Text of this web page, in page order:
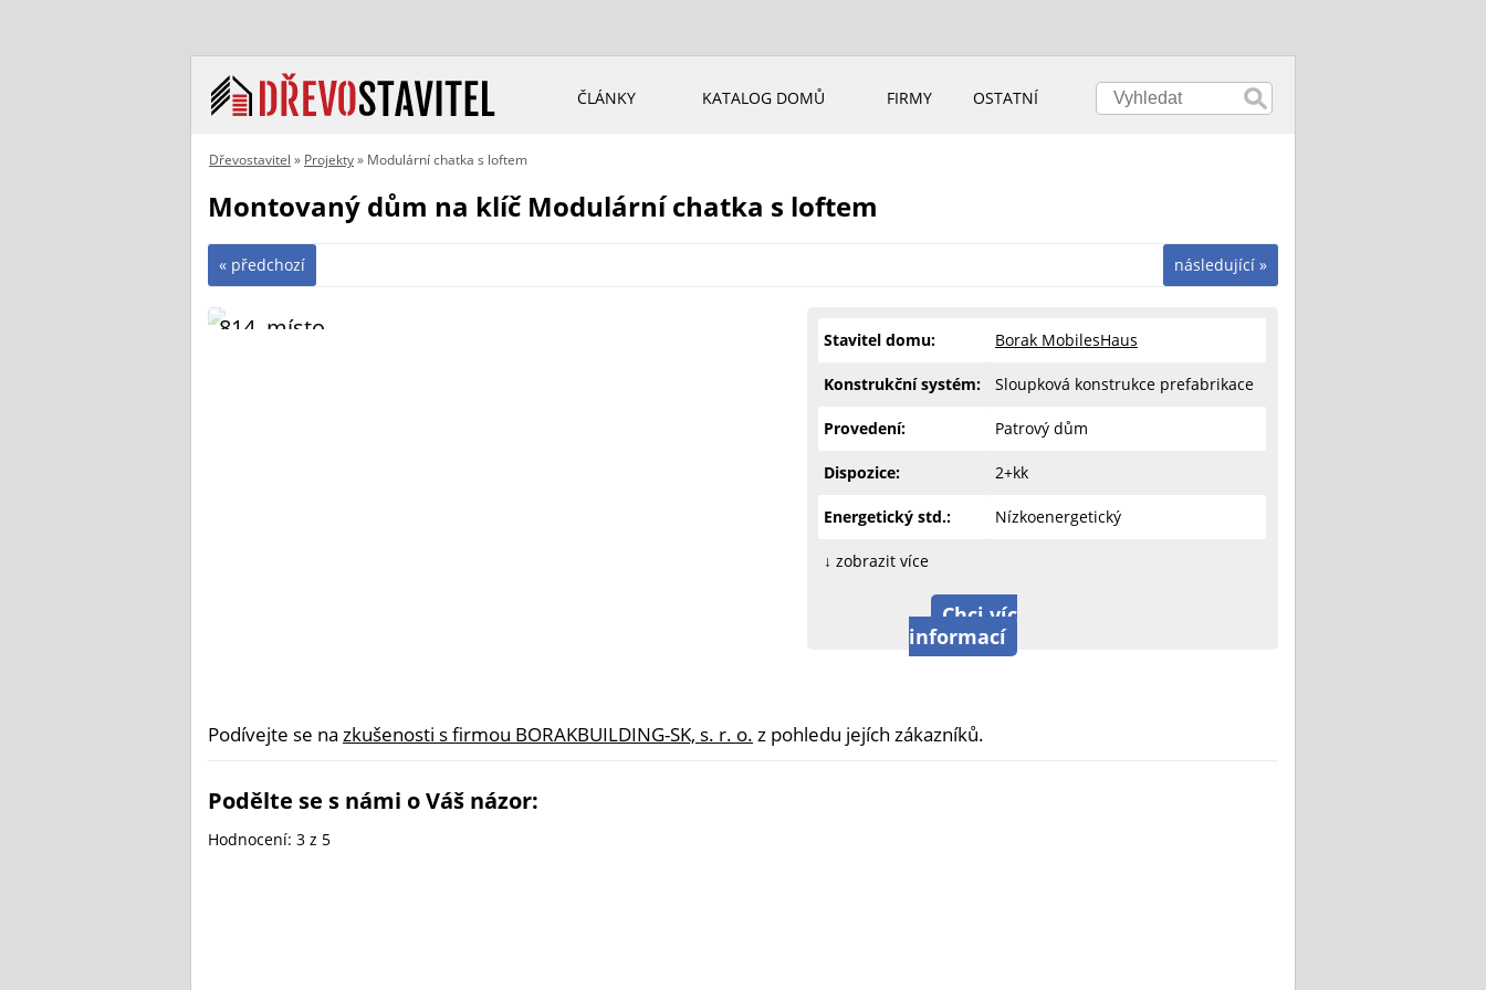
ČLÁNKY KATALOG DOMŮ FIRMY OSTATNÍ
Dřevostavitel » Projekty» Modulární chatka s loftem
Montovaný dům na klíč Modulární chatka s loftem
následující »
« předchozí
814. místo Stavitel domu: Borak MobilesHaus
Konstrukční systém: Sloupková konstrukce prefabrikace
Provedení: Patrový dům
Dispozice: 2+kk
Energetický std.: Nízkoenergetický
↓ zobrazit více
Chci víc
informací
Podívejte se na zkušenosti s firmou BORAKBUILDING-SK, s. r. o. z pohledu jejích zákazníků.
Podělte se s námi o Váš názor:
Hodnocení: 3 z 5